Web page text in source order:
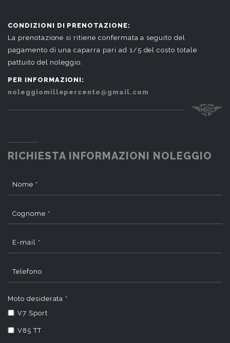
CONDIZIONI DI PRENOTAZIONE:
La prenotazione si ritiene confermata a seguito del
pagamento di una caparra pari ad 1/5 del costo totale
pattuito del noleggio.
PER INFORMAZIONI:
noleggiomillepercento@gmail.com
RICHIESTA INFORMAZIONI NOLEGGIO
Nome *
Cognome *
E-mail *
Telefono
V7 Sport
V85 TT
Moto desiderata *